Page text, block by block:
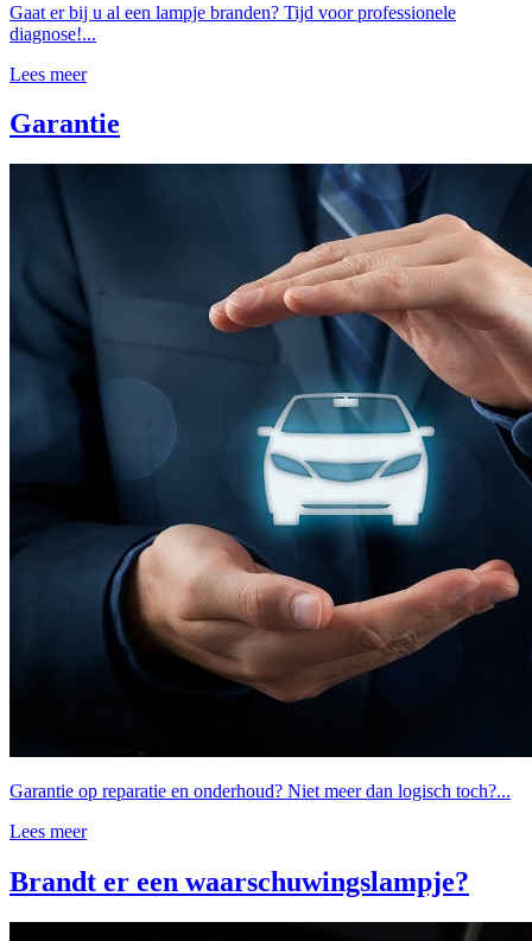
Gaat er bij u al een lampje branden? Tijd voor professionele
diagnose!...
Lees meer
Garantie
Garantie op reparatie en onderhoud? Niet meer dan logisch toch?...
Lees meer
Brandt er een waarschuwingslampje?